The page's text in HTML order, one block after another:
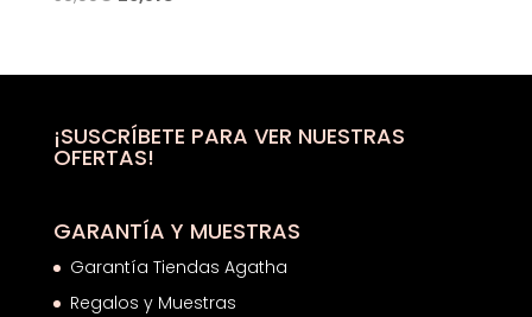
era:
es:
¡SUSCRÍBETE PARA VER NUESTRAS
OFERTAS!
GARANTÍA Y MUESTRAS
Garantía Tiendas Agatha
Regalos y Muestras